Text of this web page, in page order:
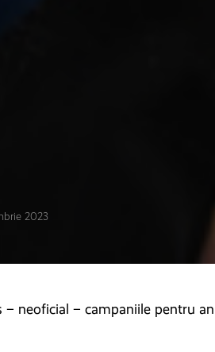
2023
– neoficial – campaniile pentru